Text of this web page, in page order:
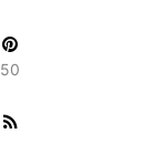
50